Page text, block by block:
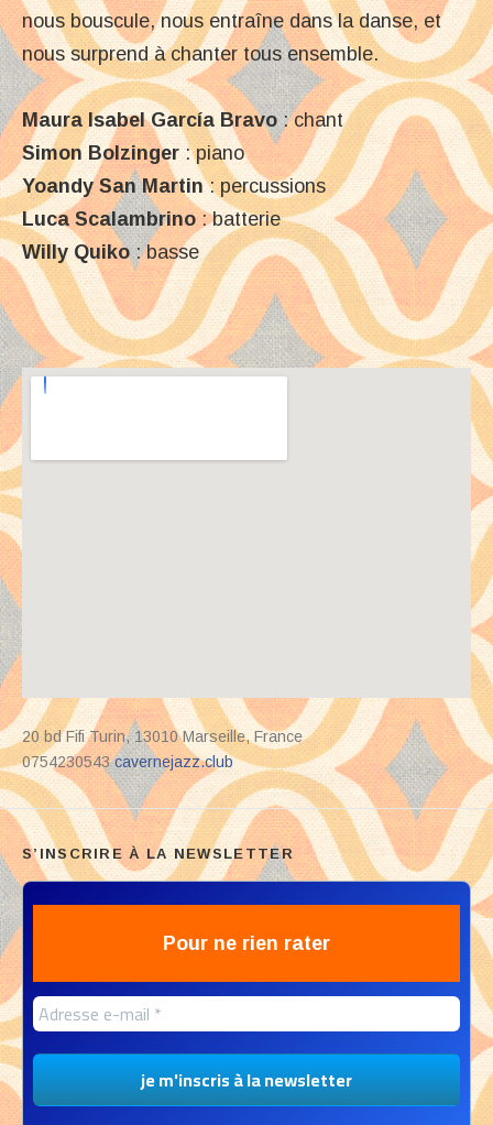
nous bouscule, nous entraîne dans la danse, et
nous surprend à chanter tous ensemble.
Maura Isabel García Bravo: chant
Simon Bolzinger: piano
Yoandy San Martin: percussions
Luca Scalambrino: batterie
Willy Quiko: basse
Venue Details
Address
20 bd Fifi Turin,13010 Marseille, France
0754230543 cavernejazz.club
S’INSCRIRE À LA NEWSLETTER
Pour ne rien rater